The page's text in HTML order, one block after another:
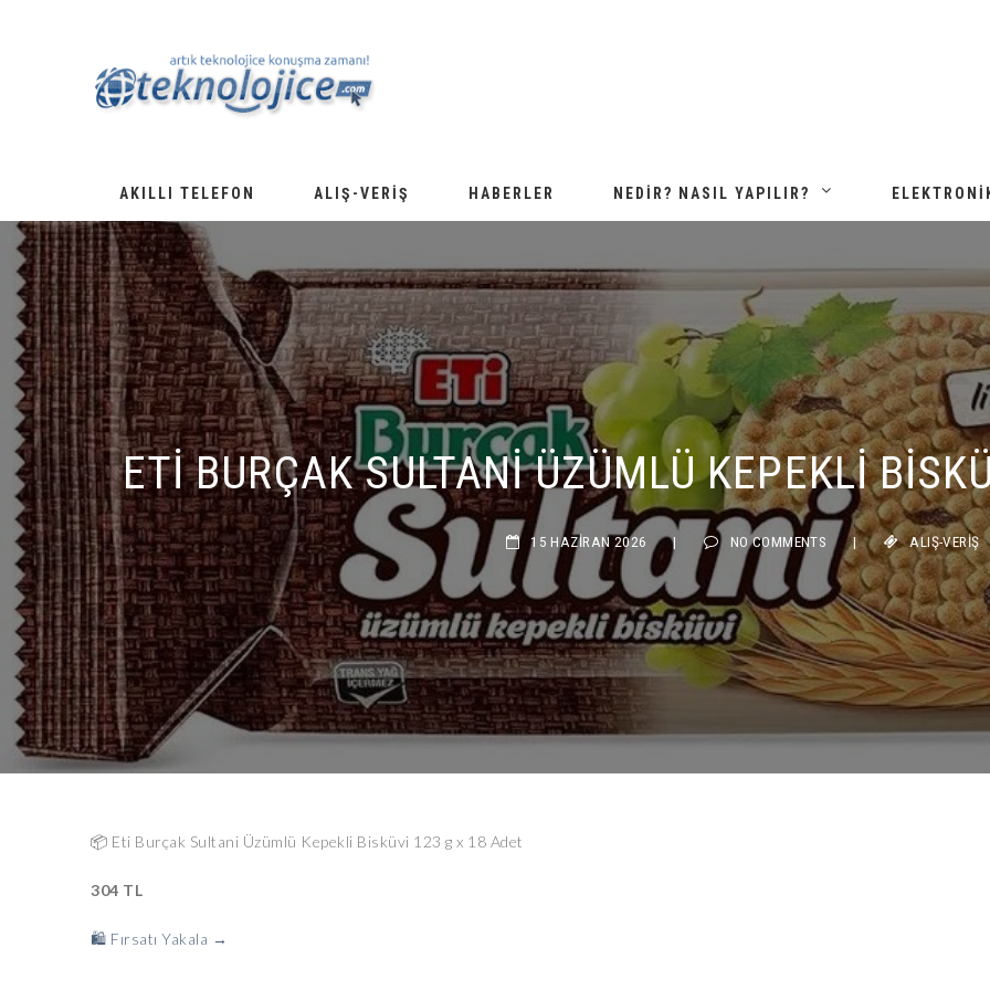
AKILLI TELEFON ALIŞ-VERIŞ HABERLER NEDIR? NASIL YAPILIR?
ETI BURÇAK SULTANI ÜZÜMLÜ KEPEKLI
15 HAZIRAN 2026 NO COMMENTS | ALIŞ-VERIŞ
📦 Eti Burçak Sultani Üzümlü Kepekli Bisküvi 123 g x 18 Adet
304 TL
🛍️ Fırsatı Yakala →